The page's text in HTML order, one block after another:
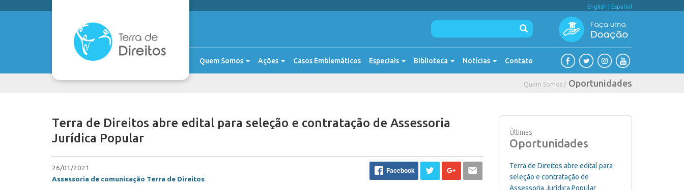
English Español
Quem Somos Ações Casos Emblemáticos Especiais Biblioteca Notícias Contato
Quem Somos / Oportunidades
Terra de Direitos abre edital para seleção e contratação de Assessoria
Jurídica Popular
26/01/2021
Assessoria de comunicação Terra de Direitos
Facebook
Últimas
Oportunidades
Terra de Direitos abre edital para
seleção e contratação de
Assessoria Jurídica Popular